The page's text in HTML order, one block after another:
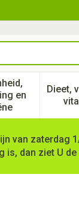
ensubmenu
Dieet,
van zaterdag
is, dan ziet U